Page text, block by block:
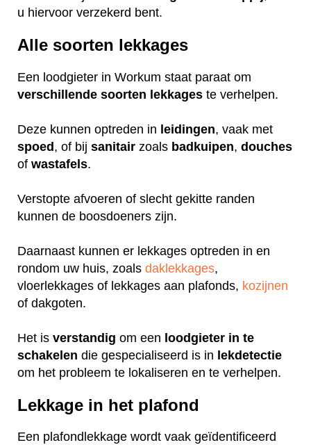
u hiervoor verzekerd bent.
Alle soorten lekkages
Een loodgieter in Workum staat paraat om
verschillende soorten lekkages te verhelpen.
Deze kunnen optreden in leidingen, vaak met
spoed, of bij sanitair zoals badkuipen, douches
of wastafels.
Verstopte afvoeren of slecht gekitte randen
kunnen de boosdoeners zijn.
Daarnaast kunnen er lekkages optreden in en
rondom uw huis, zoals daklekkages,
vloerlekkages of lekkages aan plafonds, kozijnen
of dakgoten.
Het is verstandig om een loodgieter in te
schakelen die gespecialiseerd is in lekdetectie
om het probleem te lokaliseren en te verhelpen.
Lekkage in het plafond
Een plafondlekkage wordt vaak geïdentificeerd